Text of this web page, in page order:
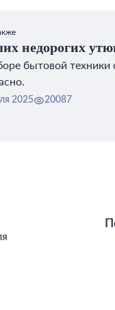
недорогих
бытовой техники
2025 20087